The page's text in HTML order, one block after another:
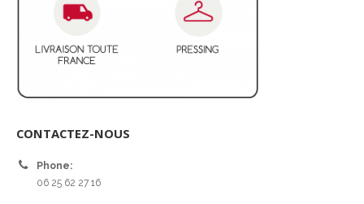
CONTACTEZ-NOUS
Phone:
06 25 62 27 16